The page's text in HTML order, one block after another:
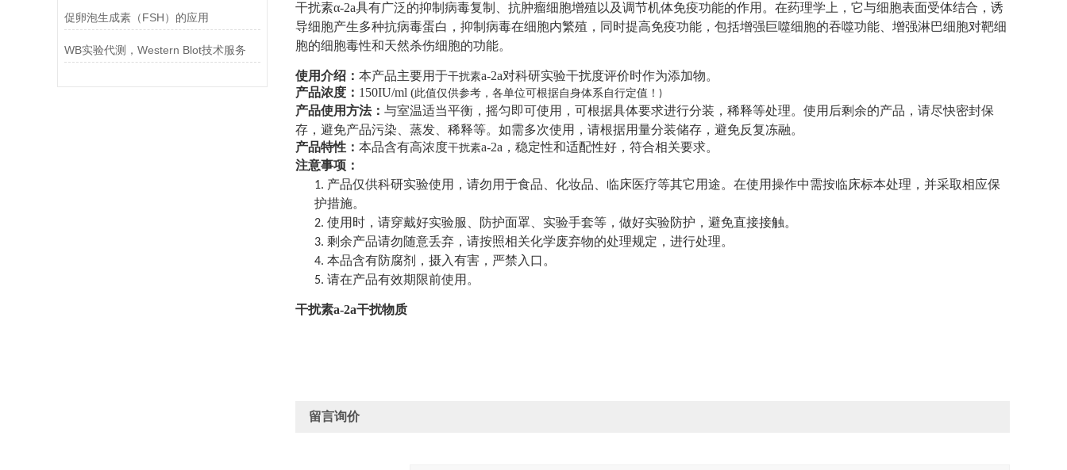
促卵泡生成素（FSH）的应用
WB实验代测，Western Blot技术服务
干扰素α-2a具有广泛的抑制病毒复制、抗肿瘤细胞增殖以及调节机体免疫功能的作用。在药理学上，它与细胞表面受体结合，诱
导细胞产生多种抗病毒蛋白，抑制病毒在细胞内繁殖，同时提高免疫功能，包括增强巨噬细胞的吞噬功能、增强淋巴细胞对靶细
胞的细胞毒性和天然杀伤细胞的功能。
使用介绍： 本产品主要用于干扰素a-2a对科研实验干扰度评价时作为添加物。
产品浓度： 150IU/ml (此值仅供参考，各单位可根据自身体系自行定值！ )
产品使用方法： 与室温适当平衡，摇匀即可使用，可根据具体要求进行分装，稀释等处理。使用后剩余的产品，请尽快密封保
存，避免产品污染、蒸发、稀释等。如需多次使用，请根据用量分装储存，避免反复冻融。
产品特性： 本品含有高浓度干扰素a-2a ，稳定性和适配性好，符合相关要求。
注意事项：
1. 产品仅供科研实验使用，请勿用于食品、化妆品、临床医疗等其它用途。在使用操作中需按临床标本处理，并采取相应保
护措施。
2. 使用时，请穿戴好实验服、防护面罩、实验手套等，做好实验防护，避免直接接触。
3. 剩余产品请勿随意丢弃，请按照相关化学废弃物的处理规定，进行处理。
4. 本品含有防腐剂，摄入有害，严禁入口。
5. 请在产品有效期限前使用。
干扰素a-2a干扰物质
留言询价